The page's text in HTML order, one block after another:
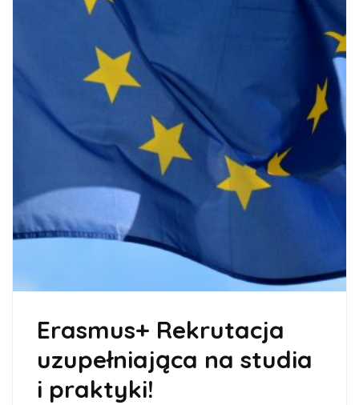
Erasmus+ Rekrutacja
uzupełniająca na studia
i praktyki!